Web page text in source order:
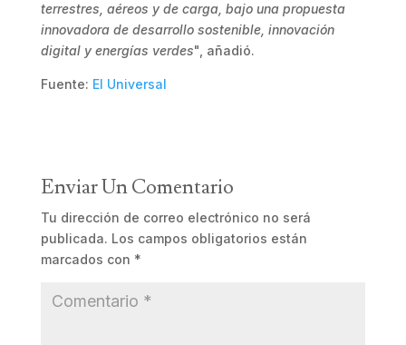
terrestres, aéreos y de carga, bajo una propuesta
innovadora de desarrollo sostenible, innovación
digital y energías verdes", añadió.
Fuente: El Universal
Enviar Un Comentario
Tu dirección de correo electrónico no será
publicada. Los campos obligatorios están
marcados con *